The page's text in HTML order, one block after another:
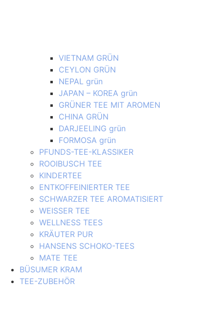
VIETNAM GRÜN
CEYLON GRÜN
NEPAL grün
JAPAN – KOREA grün
GRÜNER TEE MIT AROMEN
CHINA GRÜN
DARJEELING grün
FORMOSA grün
PFUNDS-TEE-KLASSIKER
ROOIBUSCH TEE
KINDERTEE
ENTKOFFEINIERTER TEE
SCHWARZER TEE AROMATISIERT
WEISSER TEE
WELLNESS TEES
KRÄUTER PUR
HANSENS SCHOKO-TEES
MATE TEE
BÜSUMER KRAM
TEE-ZUBEHÖR